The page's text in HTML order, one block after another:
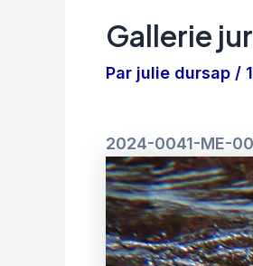
Gallerie
Par julie dursap /
2024-0041-ME-